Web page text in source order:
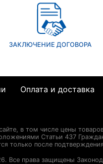
ЗАКЛЮЧЕНИЕ ДОГОВОРА
Оплата и доставка
в том числе цены
Статьи 437
только после
права защищены